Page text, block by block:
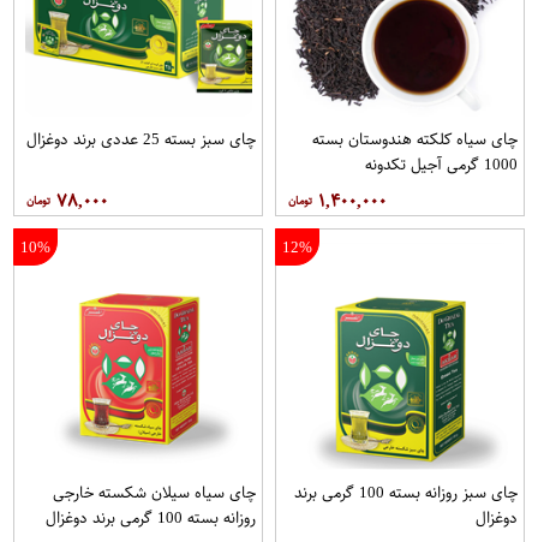
چای سیاه کلکته هندوستان بسته
1000 گرمی آجیل تکدونه
۱,۴۰۰,۰۰۰
چای سبز بسته 25 عددی برند دوغزال
۷۸,۰۰۰
12%
چای سبز روزانه بسته 100 گرمی برند
دوغزال
10%
چای سیاه سیلان شکسته خارجی
روزانه بسته 100 گرمی برند دوغزال